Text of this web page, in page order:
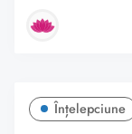
Înțelepciune